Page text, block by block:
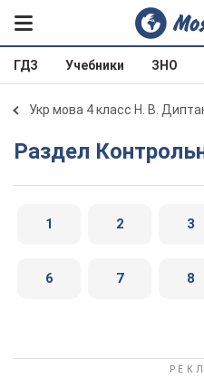
ГДЗ Учебники ЗНО
Укр мова 4 класс Н. В.
Раздел
1 2 3
6 7 8